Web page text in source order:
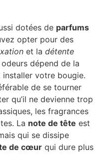
dotées de parfums
opter pour des
et la détente
dépend de la
installer votre bougie.
de se tourner
qu’il ne devienne trop
les fragrances
La note de tête est
qui se dissipe
de cœur qui dure plus